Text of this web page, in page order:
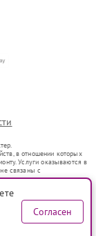
в отношении которых
Услуги оказываются в
связаны с
оборот в соответствии
услуг или введения
услугах по
определяемой
Согласен